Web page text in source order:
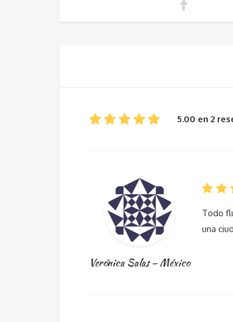
5.00 en 2
Verónica Salas – México
Todo
una